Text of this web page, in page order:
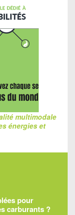
multimodale
énergies et
pour
carburants ?